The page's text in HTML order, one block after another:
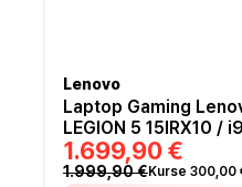
Lenovo
Laptop Gaming
LEGION 5 15IRX10 /
14900HX / 16GB
15.1" WQXGA OLED
1.699,90 €
1.999,90 €Kurse 300,00